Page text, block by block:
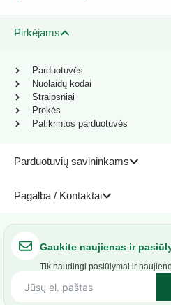
Pirkėjams
Parduotuvių savininkams
Pagalba / Kontaktai
Parduotuvės
Nuolaidų kodai
Straipsniai
Prekės
Patikrintos parduotuvės
Gaukite naujienas ir
Tik naudingi pasiūlymai ir